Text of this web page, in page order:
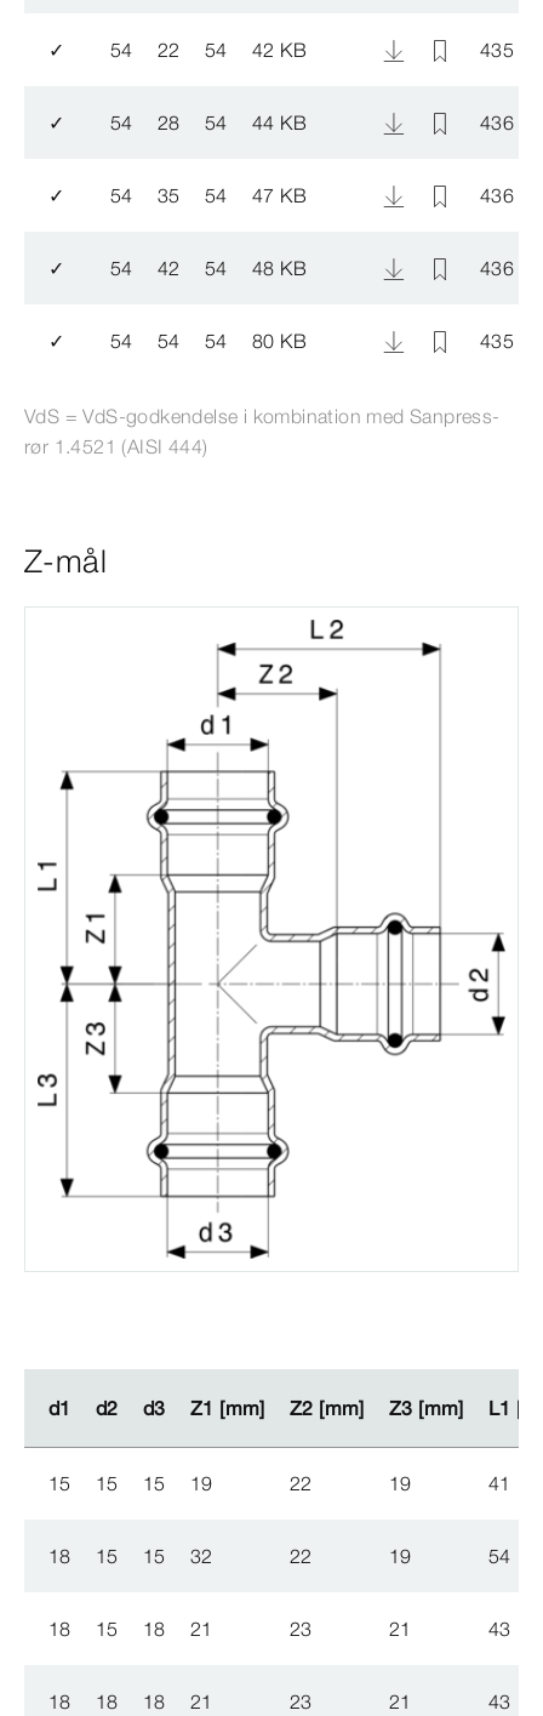
✓ 54 22 54 42 KB 435
✓ 54 28 54 44 KB 436
✓ 54 35 54 47 KB 436
✓ 54 42 54 48 KB 436
✓ 54 54 54 80 KB 435
VdS = VdS-​godkendelse i kombination med Sanpress-​
rør 1.4521 (AISI 444)
Z-mål
d1 d2 d3 Z1 [mm] Z2 [mm] Z3 [mm] L1
d1 d2 d3 Z1 [mm] Z2 [mm] Z3 [mm] L1
15 15 15 19 22 19 41
18 15 15 32 22 19 54
18 15 18 21 23 21 43
18 18 18 21 23 21 43